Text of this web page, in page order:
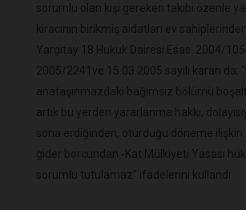
sorumlu olan kişi gereken takibi özenle
kiracının birikmiş aidatları ev
Yargıtay 18.Hukuk Dairesi Esas: 2004/
2005/2241ve 15.03.2005 sayılı kararı da;
anataşınmazdaki bağımsız bölümü
artık bu yerden yararlanma hakkı,
sona erdiğinden, oturduğu döneme ilişkin
gider borcundan -Kat Mülkiyeti Yasası
sorumlu tutulamaz" ifadelerini kullandı.